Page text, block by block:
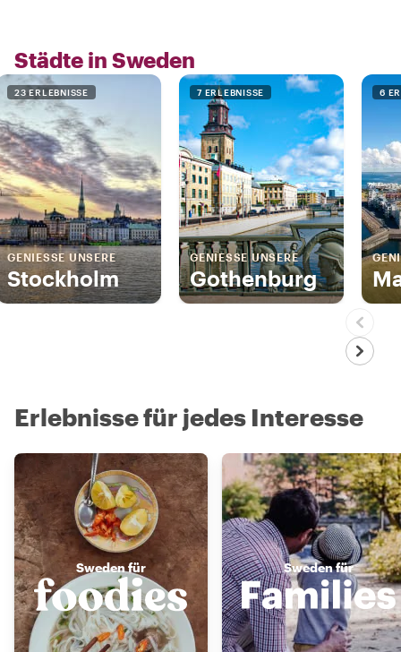
Städte in Sweden
23 ERLEBNISSE
GENIESSE UNSERE
Stockholm
7 ERLEBNISSE
GENIESSE UNSERE
Gothenburg
6
Erlebnisse für jedes Interesse
Sweden für Sweden für